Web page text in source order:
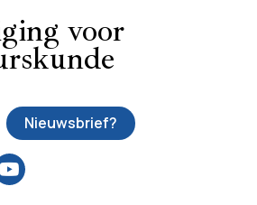
voor
Nieuwsbrief?